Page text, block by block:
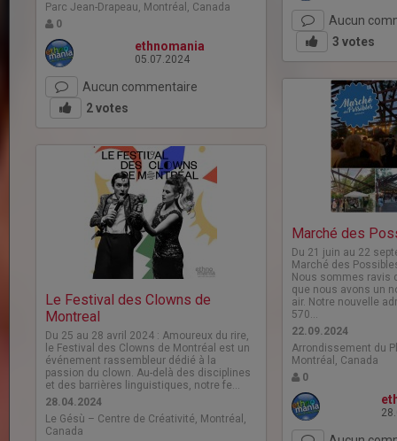
Aucun
3 votes
Parc Jean-Drapeau, Montréal, Canada
0
ethnomania
05.07.2024
Aucun commentaire
2votes
Marché des
Du 21 juin au 22
Marché des
Nous sommes ravis
que nous avons un
air. Notre nouvelle
570…
22.09.2024
Arrondissement du
Montréal, Canada
0
Le Festival des Clowns de
Montreal
Du 25 au 28 avril 2024 : Amoureux du rire,
le Festival des Clowns de Montréal est un
événement rassembleur dédié à la
passion du clown. Au-delà des disciplines
et des barrières linguistiques, notre fe…
28.04.2024
Le Gésù – Centre de Créativité, Montréal,
Canada